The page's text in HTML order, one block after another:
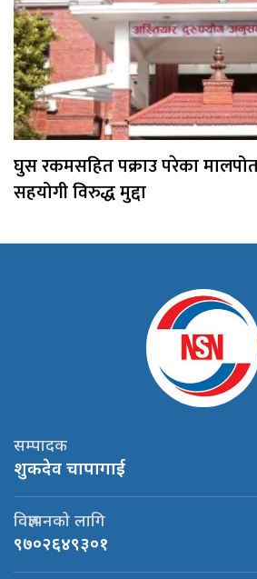
घुस रकमसहित पक्राउ परेका
सहयोगी विरुद्ध मुद्दा
सम्पादक
शुकदेव चापागाई
विज्ञापनको लागि
९७०२६४९३०१